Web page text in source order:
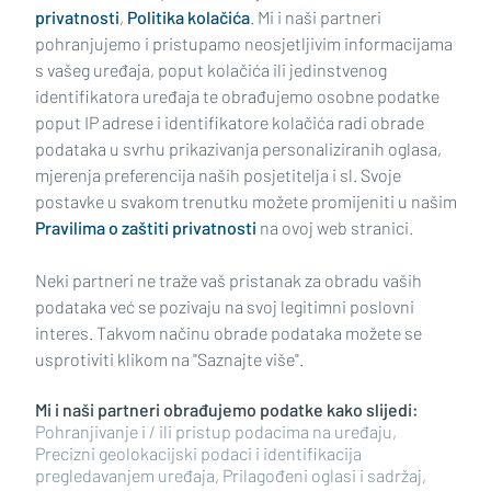
Impressum Uvjeti korištenja Politika privatnosti
Politika kolačića Kontakt Pritužbe Suradnici
Oglašavanje
RUBRIKE
BRODSKO-POSAVSKA ŽUPANIJA
POŽEŠKO-SLAVONSKA ŽUPANIJA
privatnosti, Politika kolačića. Mi i naši partneri
pohranjujemo i pristupamo neosjetljivim informacijama
s vašeg uređaja, poput kolačića ili jedinstvenog
identifikatora uređaja te obrađujemo osobne podatke
poput IP adrese i identifikatore kolačića radi obrade
podataka u svrhu prikazivanja personaliziranih oglasa,
mjerenja preferencija naših posjetitelja i sl. Svoje
postavke u svakom trenutku možete promijeniti u našim
Pravilima o zaštiti privatnosti na ovoj web stranici.
Neki partneri ne traže vaš pristanak za obradu vaših
podataka već se pozivaju na svoj legitimni poslovni
interes. Takvom načinu obrade podataka možete se
usprotiviti klikom na "Saznajte više".
Mi i naši partneri obrađujemo podatke kako slijedi:
Pohranjivanje i / ili pristup podacima na uređaju,
Precizni geolokacijski podaci i identifikacija
pregledavanjem uređaja, Prilagođeni oglasi i sadržaj,